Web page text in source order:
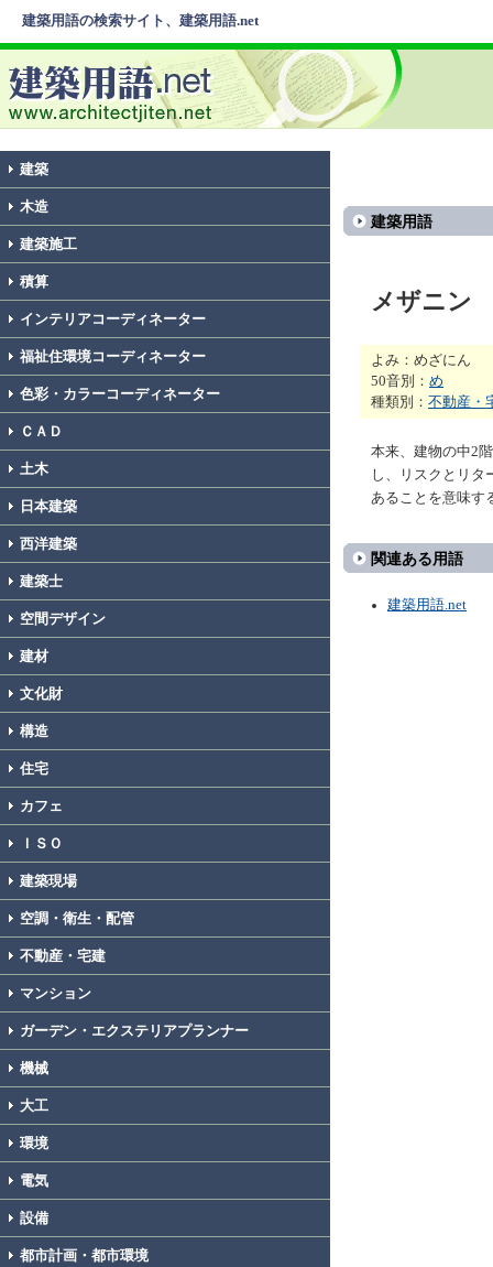
建築用語の検索サイト、建築用語.net
建築
木造
建築施工
積算
インテリアコーディネーター
福祉住環境コーディネーター
色彩・カラーコーディネーター
ＣＡＤ
土木
日本建築
西洋建築
建築士
空間デザイン
建材
文化財
構造
住宅
カフェ
ＩＳＯ
建築現場
空調・衛生・配管
不動産・宅建
マンション
ガーデン・エクステリアプランナー
機械
大工
環境
電気
設備
都市計画・都市環境
建築用語
メザニン
よみ：めざにん
50音別： め
種類別： 不動産・
本来、建物の中2
し、リスクとリタ
あることを意味す
関連ある用語
建築用語.net